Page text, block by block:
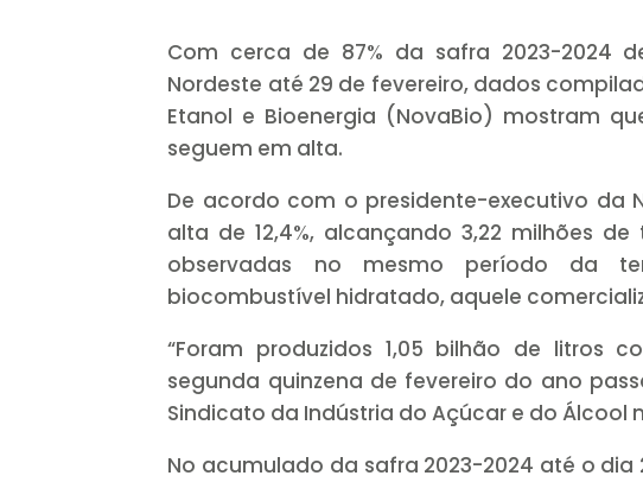
Com cerca de 87% da safra 2023-2024
Nordeste até 29 de fevereiro, dados
Etanol e Bioenergia (NovaBio) mostram
seguem em alta.
De acordo com o presidente-executivo da
alta de 12,4%, alcançando 3,22 milhões
observadas no mesmo período da
biocombustível hidratado, aquele
“Foram produzidos 1,05 bilhão de litros
segunda quinzena de fevereiro do ano
Sindicato da Indústria do Açúcar e do Álcool
No acumulado da safra 2023-2024 até o